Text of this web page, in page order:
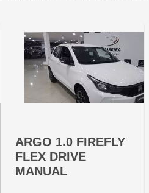
ARGO 1.0 FIREFLY
FLEX DRIVE
MANUAL